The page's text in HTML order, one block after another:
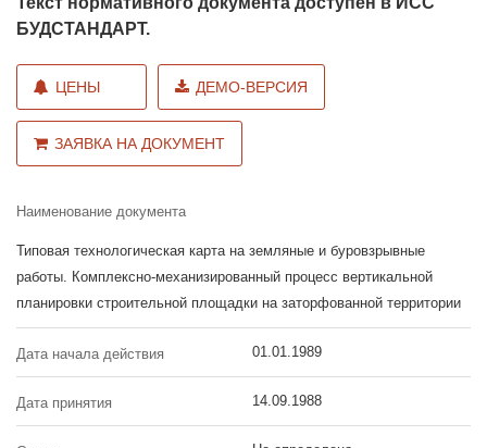
БУДСТАНДАРТ.
ЦЕНЫ ДЕМО-ВЕРСИЯ
ЗАЯВКА НА ДОКУМЕНТ
Наименование документа
Типовая технологическая карта на земляные и буровзрывные
работы. Комплексно-механизированный процесс вертикальной
планировки строительной площадки на заторфованной территории
Дата начала действия 01.01.1989
Дата принятия 14.09.1988